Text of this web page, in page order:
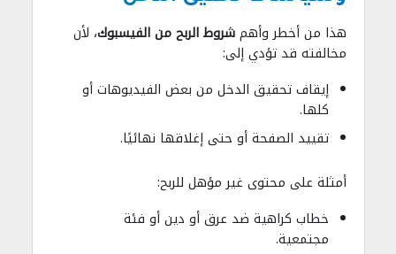
هذا من أخطر وأهمشروط الربح من الفيسبوك، لأن
مخالفته قد تؤدي إلى:
إيقاف تحقيق الدخل من بعض الفيديوهات أو
كلها.
تقييد الصفحة أو حتى إغلاقها نهائيًا.
أمثلة على محتوى غير مؤهل للربح:
خطاب كراهية ضد عرق أو دين أو فئة
مجتمعية.